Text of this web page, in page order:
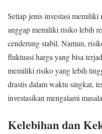
Setiap jenis investasi
anggap memiliki risiko lebih
cenderung stabil. Namun,
fluktuasi harga yang bisa
memiliki risiko yang lebih
drastis dalam waktu singkat,
investasikan mengalami
Kelebihan dan